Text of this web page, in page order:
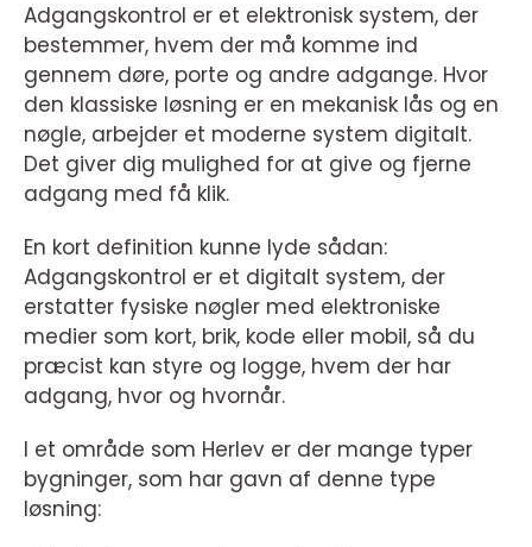
Adgangskontrol er et elektronisk system, der
bestemmer, hvem der må komme ind
gennem døre, porte og andre adgange. Hvor
den klassiske løsning er en mekanisk lås og en
nøgle, arbejder et moderne system digitalt.
Det giver dig mulighed for at give og fjerne
adgang med få klik.
En kort definition kunne lyde sådan:
Adgangskontrol er et digitalt system, der
erstatter fysiske nøgler med elektroniske
medier som kort, brik, kode eller mobil, så du
præcist kan styre og logge, hvem der har
adgang, hvor og hvornår.
I et område som Herlev er der mange typer
bygninger, som har gavn af denne type
løsning: